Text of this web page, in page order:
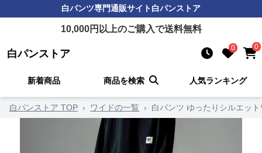
白パンツ専門通販サイト白パンストア
10,000円以上のご購入で送料無料
白パンストア 0 0
新着商品 商品を検索 人気ランキング
白パンストア TOP › ワイドの一覧 › 白パンツ ゆったりシルエッ